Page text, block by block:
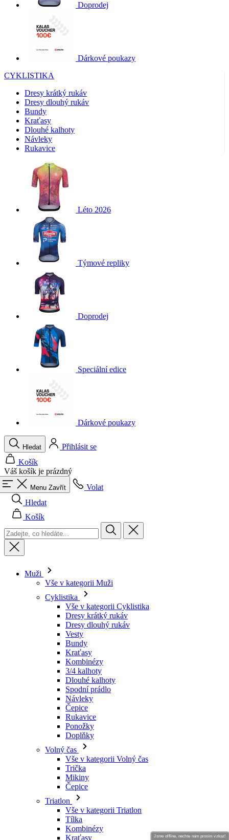
Doprodej
Dárkové poukazy
CYKLISTIKA
Dresy krátký rukáv
Dresy dlouhý rukáv
Bundy
Kraťasy
Dlouhé kalhoty
Návleky
Rukavice
Léto 2026
Týmové repliky
Doprodej
Speciální edice
Dárkové poukazy
Hledat
Přihlásit se
Košík
Váš košík je prázdný
Menu Zavřít
Volat
Hledat
Košík
Muži
Vše v kategorii Muži
Cyklistika
Vše v kategorii Cyklistika
Dresy krátký rukáv
Dresy dlouhý rukáv
Vesty
Bundy
Kraťasy
Kombinézy
3/4 kalhoty
Dlouhé kalhoty
Spodní prádlo
Návleky
Čepice
Rukavice
Ponožky
Doplňky
Volný čas
Vše v kategorii Volný čas
Trička
Mikiny
Čepice
Triatlon
Vše v kategorii Triatlon
Tílka
Kombinézy
Kraťasy
Jsme offline, nechte nám prosím vzkaz!